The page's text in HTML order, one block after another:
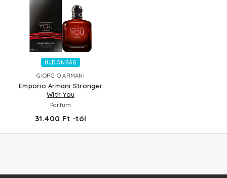
ÚJDONSÁG
GIORGIO ARMANI
Emporio Armani Stronger
With You
Parfum
31.400 Ft -tól